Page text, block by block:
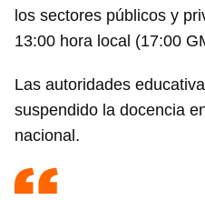
los sectores públicos y
13:00 hora local (17:00
Las autoridades
suspendido la docencia
nacional.